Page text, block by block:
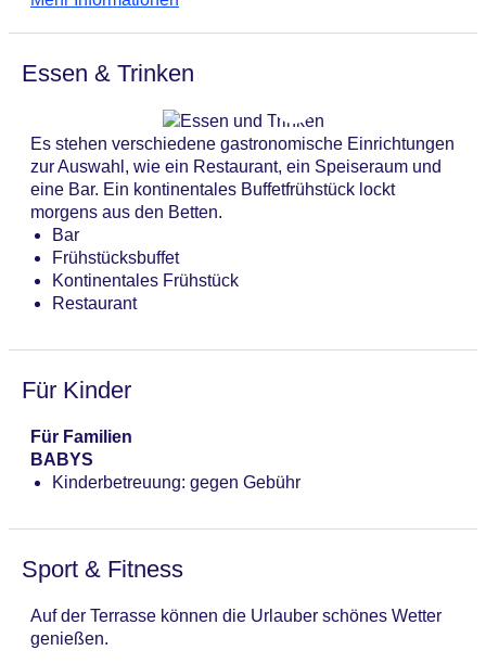
Betreuung, ein 24-Stunden-Zimmerservice, ein
Wäscheservice und eine Münzwäscherei. Bei
Geschäftlichem hilft das Business-Center gerne weiter
und bietet ein Faxgerät an.
Haustiere
Zimmerservice
Gesamtanzahl der Stockwerke: 4
Gesamtanzahl der Zimmer: 182
Zahlungsarten: American Express, EC Maestro,
Mastercard, Visa
Landeskategorie: 3 Sterne
Essen & Trinken
Es stehen verschiedene gastronomische Einrichtungen
zur Auswahl, wie ein Restaurant, ein Speiseraum und
eine Bar. Ein kontinentales Buffetfrühstück lockt
morgens aus den Betten.
Bar
Frühstücksbuffet
Kontinentales Frühstück
Restaurant
Für Kinder
Für Familien
BABYS
Kinderbetreuung: gegen Gebühr
Sport & Fitness
Auf der Terrasse können die Urlauber schönes Wetter
genießen.